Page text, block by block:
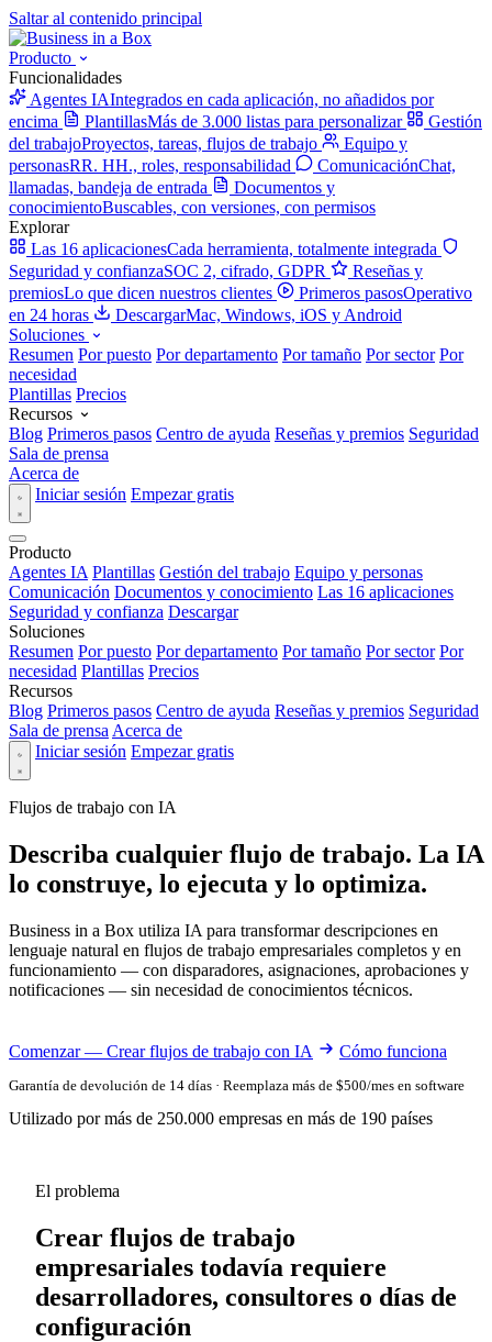
Saltar al contenido principal
Producto
Funcionalidades
Agentes IAIntegrados en cada aplicación, no añadidos por
encima
PlantillasMás de 3.000 listas para personalizar
Gestión
del trabajoProyectos, tareas, flujos de trabajo
Equipo y
personasRR. HH., roles, responsabilidad ComunicaciónChat,
llamadas, bandeja de entrada
Documentos y
conocimientoBuscables, con versiones, con permisos
Explorar
Las 16 aplicacionesCada herramienta, totalmente integrada
Seguridad y confianzaSOC 2, cifrado, GDPR
Reseñas y
premiosLo que dicen nuestros clientes Primeros pasosOperativo
en 24 horas
DescargarMac, Windows, iOS y Android
Soluciones
Resumen Por puesto Por departamento Por tamaño Por sector Por
necesidad
Plantillas Precios
Recursos
Blog Primeros pasos Centro de ayuda Reseñas y premios Seguridad
Sala de prensa
Acerca de
Iniciar sesión Empezar gratis
Producto
Agentes IA Plantillas Gestión del trabajo Equipo y personas
Comunicación Documentos y conocimiento Las 16 aplicaciones
Seguridad y confianza Descargar
Soluciones
Resumen Por puesto Por departamento Por tamaño Por sector Por
necesidad Plantillas Precios
Recursos
Blog Primeros pasos Centro de ayuda Reseñas y premios Seguridad
Sala de prensa Acerca de
Iniciar sesión Empezar gratis
Flujos de trabajo con IA
Describa cualquier flujo de trabajo. La IA
lo construye, lo ejecuta y lo optimiza.
Business in a Box utiliza IA para transformar descripciones en
lenguaje natural en flujos de trabajo empresariales completos y en
funcionamiento — con disparadores, asignaciones, aprobaciones y
notificaciones — sin necesidad de conocimientos técnicos.
Comenzar — Crear flujos de trabajo con IA Cómo funciona
Garantía de devolución de 14 días · Reemplaza más de $500/mes en software
Utilizado por más de 250.000 empresas en más de 190 países
El problema
Crear flujos de trabajo
empresariales todavía requiere
desarrolladores, consultores o días de
configuración